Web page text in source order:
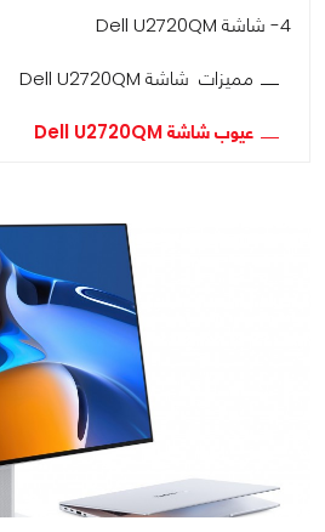
4- شاشة Dell U2720QM
مميزات شاشة Dell U2720QM
عيوب شاشة Dell U2720QM